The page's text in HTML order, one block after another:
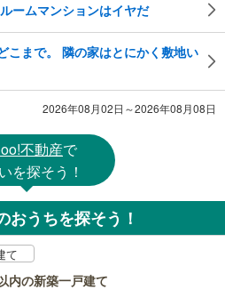
ームマンションはイヤだ
こまで。 隣の家はとにかく敷地い
2026年08月02日～2026年08月08日
不動産で
を探そう！
おうちを探そう！
て
内の新築一戸建て